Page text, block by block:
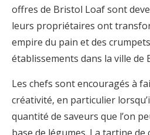
offres de Bristol Loaf sont
leurs propriétaires ont
empire du pain et des
établissements dans la ville de
Les chefs sont encouragés à
créativité, en particulier
quantité de saveurs que l’on